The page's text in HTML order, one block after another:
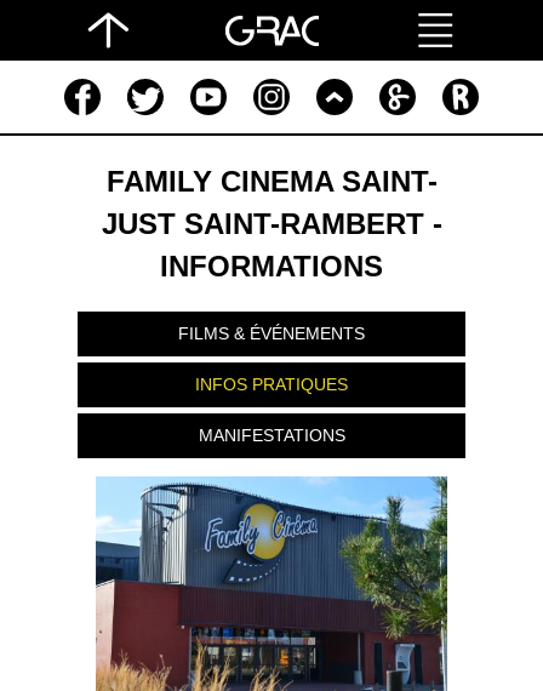
FAMILY CINEMA SAINT-
JUST SAINT-RAMBERT -
INFORMATIONS
FILMS & ÉVÉNEMENTS
INFOS PRATIQUES
MANIFESTATIONS